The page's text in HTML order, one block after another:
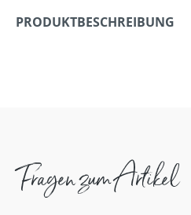
PRODUKTBESCHREIBUNG
Fragen zum Artikel